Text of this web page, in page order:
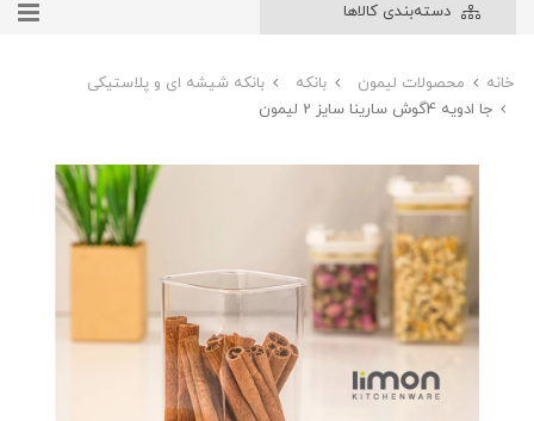
دسته‌بندی کالاها
خانه محصولات لیمون بانکه
بانکه شیشه ای و پلاستیکی
جا ادویه 4گوش سارینا سایز 2 لیمون